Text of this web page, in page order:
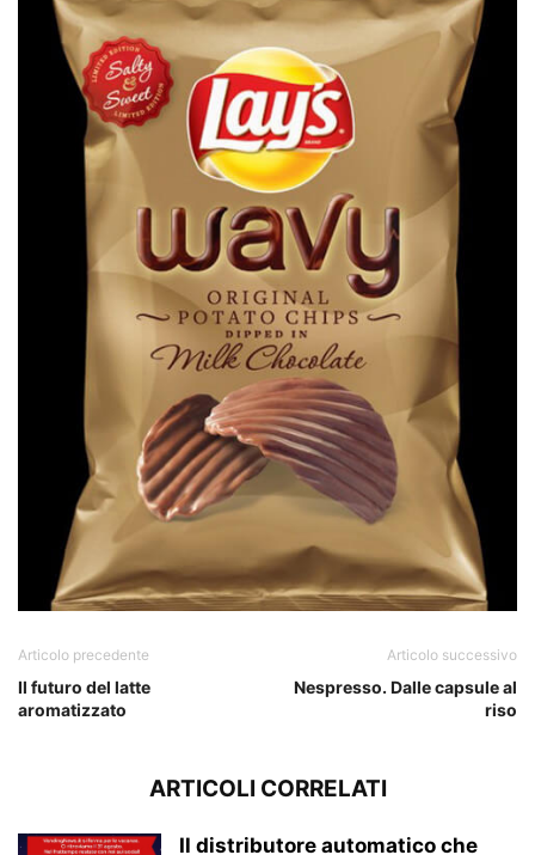
Articolo precedente
Il futuro del latte
aromatizzato
Articolo successivo
Nespresso. Dalle capsule al
riso
ARTICOLI CORRELATI
Il distributore automatico che